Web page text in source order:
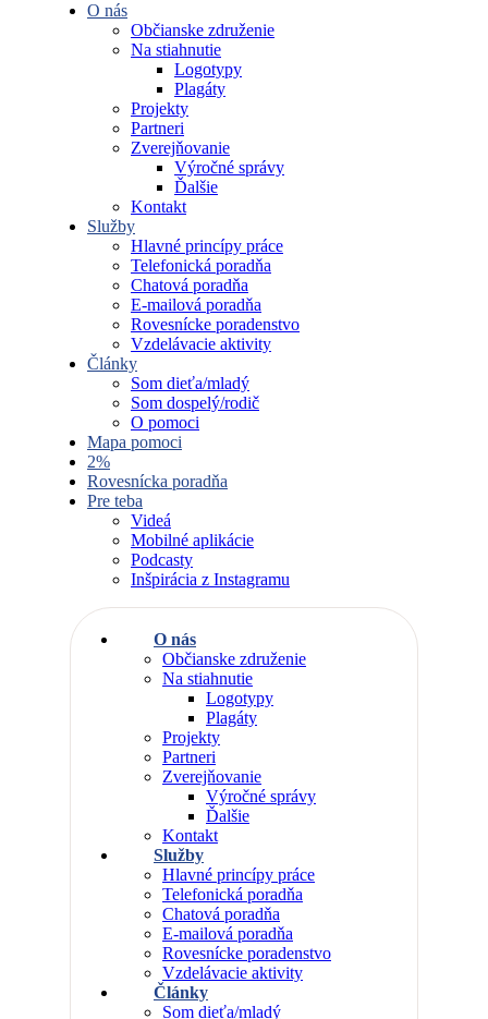
O nás
Občianske združenie
Na stiahnutie
Logotypy
Plagáty
Projekty
Partneri
Zverejňovanie
Výročné správy
Ďalšie
Kontakt
Služby
Hlavné princípy práce
Telefonická poradňa
Chatová poradňa
E-mailová poradňa
Rovesnícke poradenstvo
Vzdelávacie aktivity
Články
Som dieťa/mladý
Som dospelý/rodič
O pomoci
Mapa pomoci
2%
Rovesnícka poradňa
Pre teba
Videá
Mobilné aplikácie
Podcasty
Inšpirácia z Instagramu
O nás
Občianske združenie
Na stiahnutie
Logotypy
Plagáty
Projekty
Partneri
Zverejňovanie
Výročné správy
Ďalšie
Kontakt
Služby
Hlavné princípy práce
Telefonická poradňa
Chatová poradňa
E-mailová poradňa
Rovesnícke poradenstvo
Vzdelávacie aktivity
Články
Som dieťa/mladý